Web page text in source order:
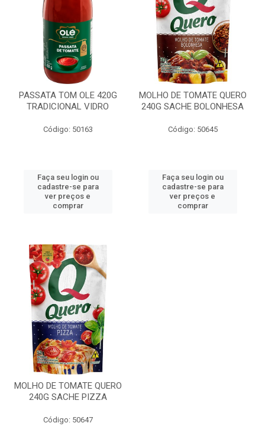
PASSATA TOM OLE 420G
TRADICIONAL VIDRO
Código: 50163
Faça seu login ou
cadastre-se para
ver preços e
comprar
MOLHO DE TOMATE QUERO
240G SACHE BOLONHESA
Código: 50645
Faça seu login ou
cadastre-se para
ver preços e
comprar
MOLHO DE TOMATE QUERO
240G SACHE PIZZA
Código: 50647